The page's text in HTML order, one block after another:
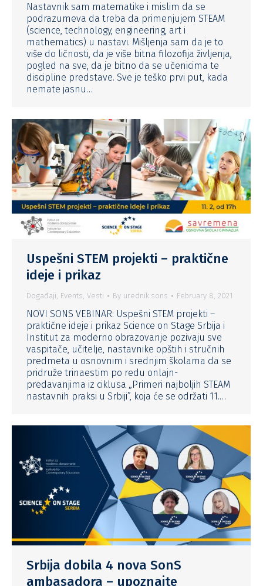
Nastavnik sam matematike i mislim da se
podrazumeva da treba da primenjujem STEAM
(science, technology, engineering, art i
mathematics) u nastavi. Mišljenja sam da je to
više do ličnosti, da je više bitna filozofija življenja,
pogled na sve, da je bitno da se učenicima te
discipline predstave. Sve je teško prvi put, kada
nemate jasnu…
Uspešni STEM projekti – praktične
ideje i prikaz
Događaji Events Vesti By urednik.sons February 8, 2021
NOVI SONS VEBINAR: Uspešni STEM projekti –
praktične ideje i prikaz Science on Stage Srbija i
Institut za moderno obrazovanje pozivaju sve
vaspitače, učitelje, nastavnike opštih i stručnih
predmeta u osnovnim i srednjim školama da se
pridruže trinaestim po redu onlajn-
predavanjima iz ciklusa „Primeri najboljih STEAM
nastavnih praksi u Srbiji”, koja će se održati 11.…
Srbija dobila 4 nova SonS
ambasadora – upoznajte